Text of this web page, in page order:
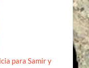
para Samir y